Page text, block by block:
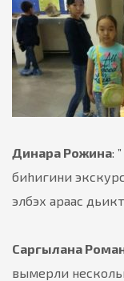
Динара Рожина:
биhигини
элбэх араас
Саргылана
вымерли